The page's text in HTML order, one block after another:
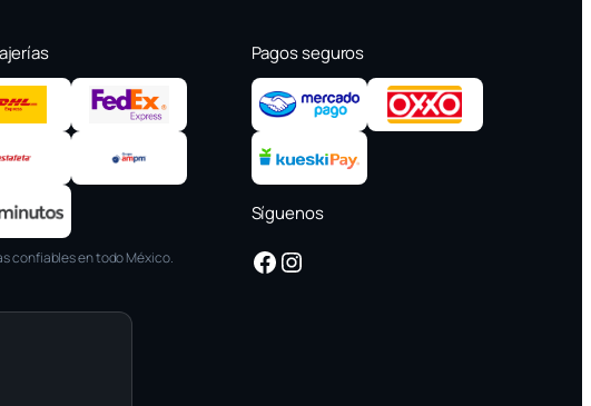
confiables en todo México.
Pagos seguros
Síguenos
Facebook Instagram